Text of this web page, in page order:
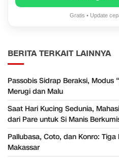
Gratis • Update
BERITA TERKAIT LAINNYA
Passobis Sidrap Beraksi, Modus
Merugi dan Malu
Saat Hari Kucing Sedunia,
dari Pare untuk Si Manis
Pallubasa, Coto, dan Konro:
Makassar